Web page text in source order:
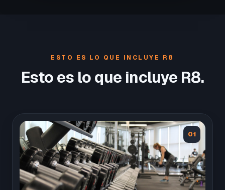
ESTO ES LO QUE INCLUYE R8
Esto es lo que incluye R8.
01